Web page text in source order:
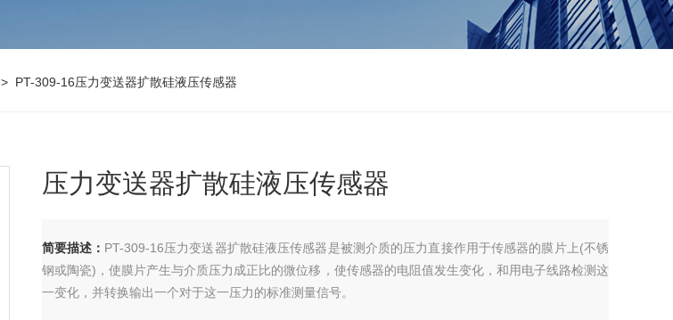
> PT-309-16压力变送器扩散硅液压传感器
压力变送器扩散硅液压传感器
简要描述： PT-309-16压力变送器扩散硅液压传感器是被测介质的压力直接作用于传感器的膜片上(不锈
钢或陶瓷)，使膜片产生与介质压力成正比的微位移，使传感器的电阻值发生变化，和用电子线路检测这
一变化，并转换输出一个对于这一压力的标准测量信号。